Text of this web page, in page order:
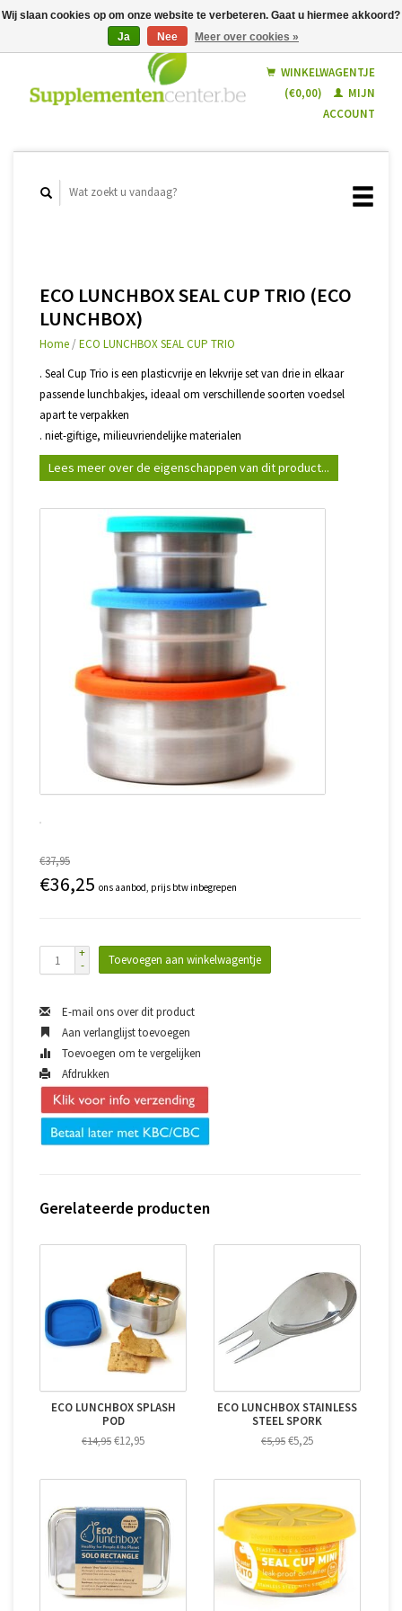
Nederlands
WINKELWAGENTJE
(€0,00)
MIJN
ACCOUNT
ECO LUNCHBOX SEAL CUP TRIO (ECO
LUNCHBOX)
Home /ECO LUNCHBOX SEAL CUP TRIO
. Seal Cup Trio is een plasticvrije en lekvrije set van drie in elkaar
passende lunchbakjes, ideaal om verschillende soorten voedsel
apart te verpakken
. niet-giftige, milieuvriendelijke materialen
Lees meer over de eigenschappen van dit product...
€37,95
€36,25 ons aanbod, prijs btw inbegrepen
+
-
Toevoegen aan winkelwagentje
E-mail ons over dit product
Aan verlanglijst toevoegen
Toevoegen om te vergelijken
Afdrukken
Gerelateerde producten
ECO LUNCHBOX SPLASH
POD
€14,95 €12,95
ECO LUNCHBOX STAINLESS
STEEL SPORK
€5,95 €5,25
Wij slaan cookies op om onze website te verbeteren. Gaat u hiermee akkoord?
Ja
Nee Meer over cookies »